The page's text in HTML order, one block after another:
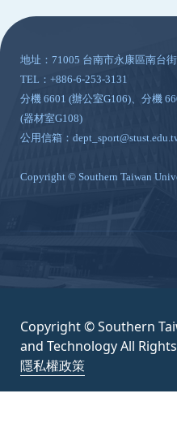
地址：71005 台南市永康區南台
TEL：+886-6-253-3131
分機 6601 (辦公室G106)、分機
(器材室G108)
公用信箱：
Copyright © Southern Taiwan
Copyright © Southern
and Technology All Rights
隱私權政策